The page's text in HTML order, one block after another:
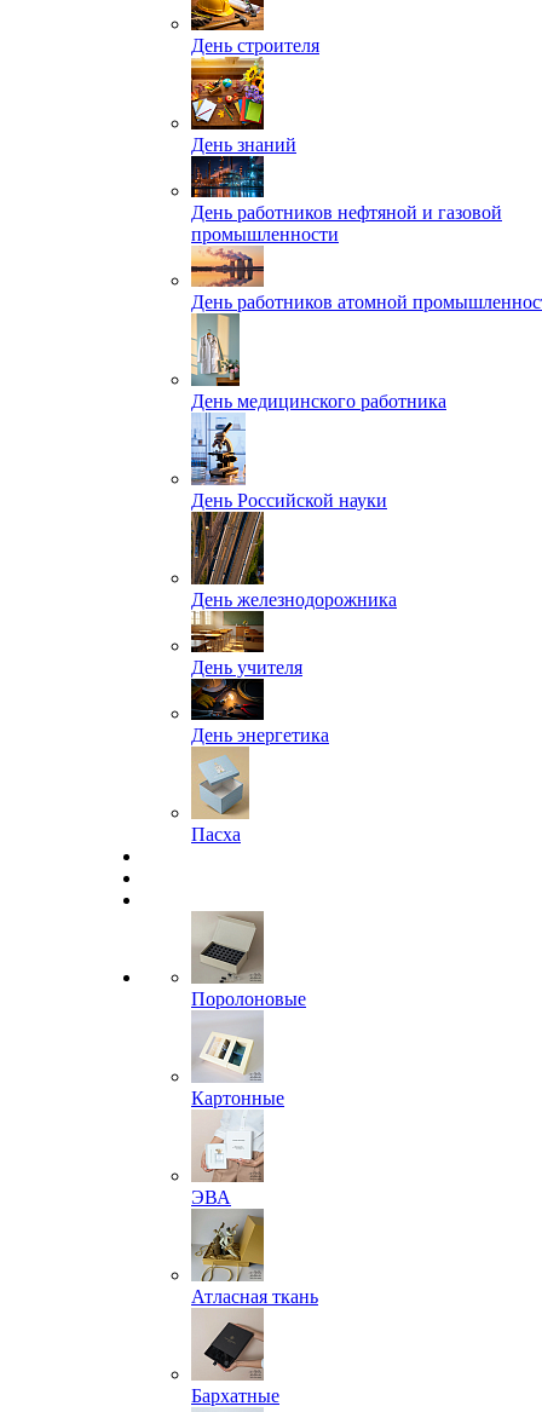
День строителя
День знаний
День работников нефтяной и газовой
промышленности
День работников атомной
День медицинского работника
День Российской науки
День железнодорожника
День учителя
День энергетика
Пасха
Поролоновые
Картонные
ЭВА
Атласная ткань
Бархатные